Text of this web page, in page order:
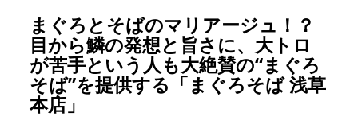
まぐろとそばのマリアージュ！？
目から鱗の発想と旨さに、大トロ
が苦手という人も大絶賛の“まぐろ
そば”を提供する「まぐろそば 浅草
本店」